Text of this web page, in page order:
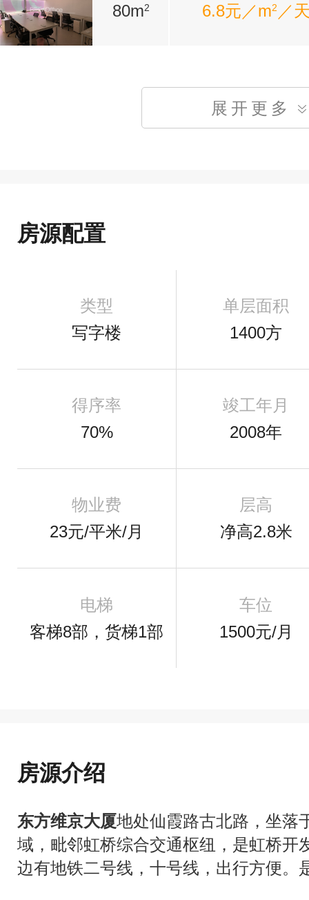
80m2 6.8元／m2 ／
展开更多
房源配置
类型
写字楼
单层面积
1400方
得序率
70%
竣工年月
2008年
物业费
23元/平米/月
层高
净高2.8米
电梯
客梯8部，货梯1部
车位
1500元/月
房源介绍
东方维京大厦地处仙霞路古北路，坐落
域，毗邻虹桥综合交通枢纽，是虹桥开
边有地铁二号线，十号线，出行方便。